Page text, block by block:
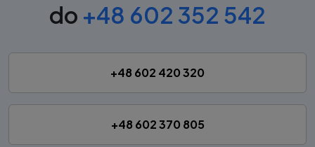
do +48 602 352 542
+48 602 420 320
+48 602 370 805